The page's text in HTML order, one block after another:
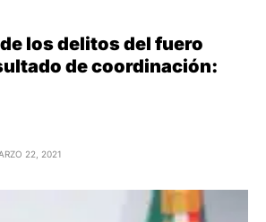
los delitos del fuero
de coordinación:
22, 2021